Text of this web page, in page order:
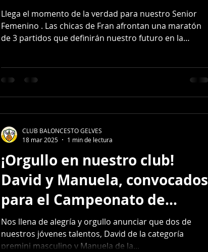
Llega el momento de la verdad para nuestro Senior
Femenino . Las chicas de Fran afrontan una maratón
de 3 partidos que definirán nuestro futuro en la
21:15 (MARTES) 📍 Partido 2: R.C. LABRADORES - CB
GELVES 22/01 21:30 (JUEVES) 📍 Partido 3: C
¡Orgullo en nuestro club!
David y Manuela, convocados
para el Campeonato de
Selecciones Provinciales
Premini.
Nos llena de alegría y orgullo anunciar que dos de
nuestros jóvenes talentos, David de la categoría
premini masculino y Manuela de la...
CLUB BALONCESTO GELVES
18 mar 2025
1 min de lectura